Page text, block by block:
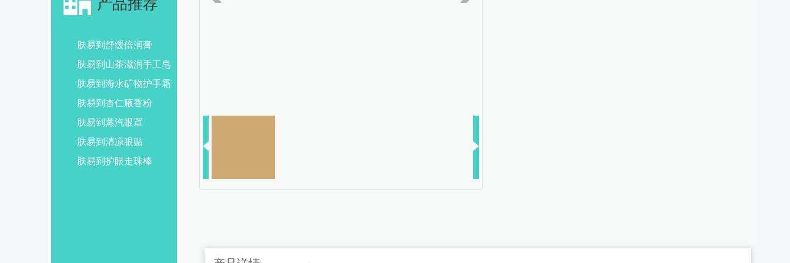
产品推荐
肤易到舒缓倍润膏
肤易到山茶滋润手工皂
肤易到海水矿物护手霜
肤易到杏仁腋香粉
肤易到蒸汽眼罩
肤易到清凉眼贴
肤易到护眼走珠棒